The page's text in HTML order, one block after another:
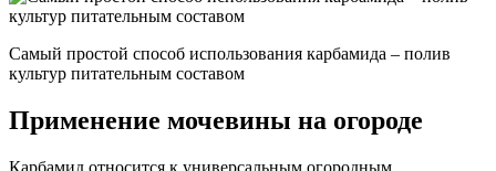
Самый простой способ использования карбамида – полив
культур питательным составом
Применение мочевины на огороде
Карбамид относится к универсальным огородным